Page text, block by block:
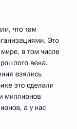
что там
Это
в том числе
века.
взялись
это сделали
миллионов
а у нас